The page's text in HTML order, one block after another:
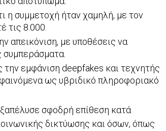
η συμμετοχή ήταν χαμηλή, με τον
τις 8.000.
απεικόνιση, με υποθέσεις να
συμπεράσματα.
εμφάνιση deepfakes και τεχνητής
ως υβριδικό πληροφοριακό
σφοδρή επίθεση κατά
δικτύωσης και όσων, όπως